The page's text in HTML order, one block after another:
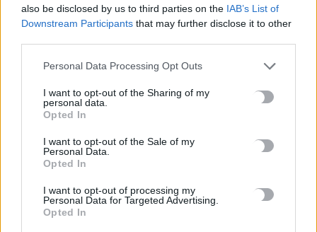
also be disclosed by us to third parties on the IAB’s List of
Downstream Participants that may further disclose it to other
Personal Data Processing Opt Outs
I want to opt-out of the Sharing of my
personal data.
Opted In
I want to opt-out of the Sale of my
Personal Data.
Opted In
I want to opt-out of processing my
Personal Data for Targeted Advertising.
Opted In
ΠΡΟΣΘΕΣΕ ΤΟ CRETA24ΣΤΗΝ GOOGLE
Προθεσμία για να απολογηθεί την Τρίτη έλαβε η 46χρονη που
κατηγορείται για την επίθεση στη Marfin
Τροχαίο στις Σέρρες: Βίντεο σοκ από τη στιγμή της σφοδρής
7 Αυγούστου, 2026